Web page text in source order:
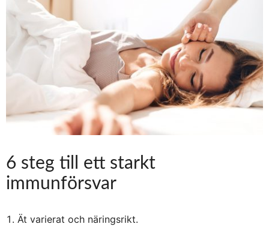
6 steg till ett starkt
immunförsvar
Ät varierat och näringsrikt.